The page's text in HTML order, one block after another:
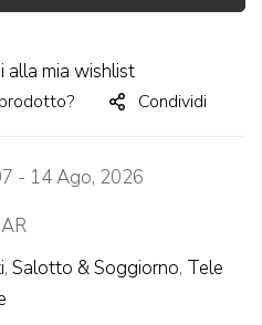
alla mia wishlist
Condividi
- 14 Ago, 2026
, Salotto & Soggiorno, Tele